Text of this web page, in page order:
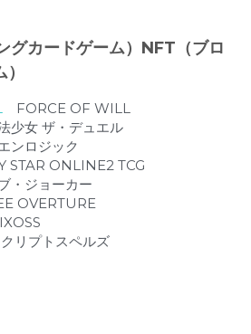
グカードゲーム）NFT（ブロ
FORCE OF WILL
少女 ザ・デュエル
ンロジック
STAR ONLINE2 TCG
・ジョーカー
OVERTURE
クリプトスペルズ